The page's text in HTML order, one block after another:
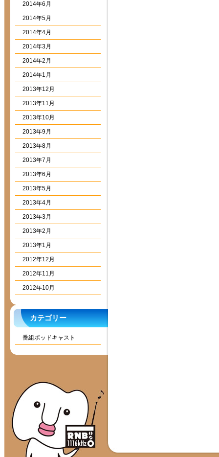
2014年6月
2014年5月
2014年4月
2014年3月
2014年2月
2014年1月
2013年12月
2013年11月
2013年10月
2013年9月
2013年8月
2013年7月
2013年6月
2013年5月
2013年4月
2013年3月
2013年2月
2013年1月
2012年12月
2012年11月
2012年10月
カテゴリー
番組ポッドキャスト